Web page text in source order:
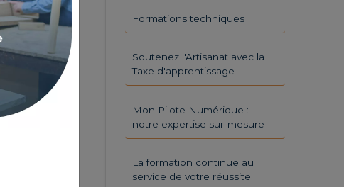
Formations techniques
Soutenez l'Artisanat avec la
Taxe d'apprentissage
Mon Pilote Numérique :
notre expertise sur-mesure
La formation continue au
service de votre réussite